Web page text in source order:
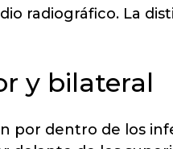
radiográfico. La
y bilateral
por dentro de los